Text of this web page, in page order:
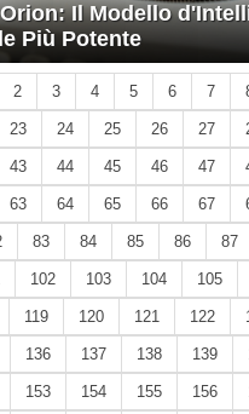
Il Modello
Più Potente
2 3 4 5 6 7
23 24 25 26 27
43 44 45 46 47
63 64 65 66 67
83 84 85 86 87
102 103 104 105
119 120 121 122
136 137 138 139
153 154 155 156